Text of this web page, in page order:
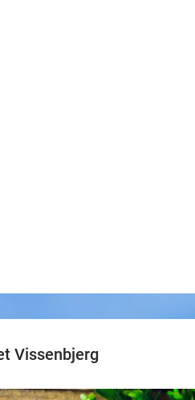
Vissenbjerg